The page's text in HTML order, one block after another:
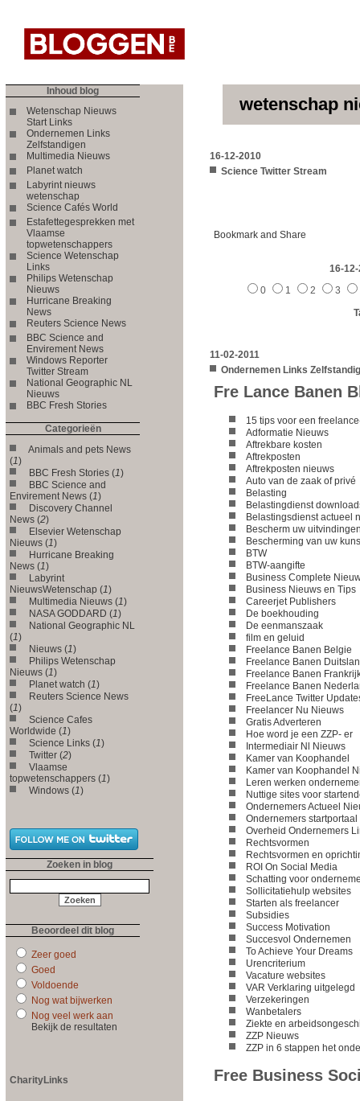
Inhoud blog
Wetenschap Nieuws
Start Links
Ondernemen Links
Zelfstandigen
Multimedia Nieuws
Planet watch
Labyrint nieuws
wetenschap
Science Cafés World
Estafettegesprekken met
Vlaamse
topwetenschappers
Science Wetenschap
Links
Philips Wetenschap
Nieuws
Hurricane Breaking
News
Reuters Science News
BBC Science and
Envirement News
Windows Reporter
Twitter Stream
National Geographic NL
Nieuws
BBC Fresh Stories
Categorieën
Animals and pets News
(1)
BBC Fresh Stories (1)
BBC Science and
Envirement News (1)
Discovery Channel
News (2)
Elsevier Wetenschap
Nieuws (1)
Hurricane Breaking
News (1)
Labyrint
NieuwsWetenschap (1)
Multimedia Nieuws (1)
NASA GODDARD (1)
National Geographic NL
(1)
Nieuws (1)
Philips Wetenschap
Nieuws (1)
Planet watch (1)
Reuters Science News
(1)
Science Cafes
Worldwide (1)
Science Links (1)
Twitter (2)
Vlaamse
topwetenschappers (1)
Windows (1)
Zoeken in blog
Beoordeel dit blog
Zeer goed
Goed
Voldoende
Nog wat bijwerken
Nog veel werk aan
Bekijk de resultaten
CharityLinks
wetenschap
16-12-2010
Science Twitter Stream
16-
0
1 2
3
11-02-2011
Ondernemen Links
Fre Lance Banen
15 tips voor een
Adformatie Nieuws
Aftrekbare kosten
Aftrekposten
Aftrekposten nieuws
Auto van de zaak of privé
Belasting
Belastingdienst
Belastingsdienst actueel
Bescherm uw
Bescherming van uw
BTW
BTW-aangifte
Business Complete
Business Nieuws en Tips
Careerjet Publishers
De boekhouding
De eenmanszaak
film en geluid
Freelance Banen Belgie
Freelance Banen
Freelance Banen
Freelance Banen
FreeLance Twitter
Freelancer Nu Nieuws
Gratis Adverteren
Hoe word je een ZZP- er
Intermediair Nl Nieuws
Kamer van Koophandel
Kamer van Koophandel
Leren werken
Nuttige sites voor
Ondernemers Actueel
Ondernemers startportaal
Overheid Ondernemers
Rechtsvormen
Rechtsvormen en
ROI On Social Media
Schatting voor
Sollicitatiehulp websites
Starten als freelancer
Subsidies
Success Motivation
Succesvol Ondernemen
To Achieve Your Dreams
Urencriterium
Vacature websites
VAR Verklaring uitgelegd
Verzekeringen
Wanbetalers
Ziekte en
ZZP Nieuws
ZZP in 6 stappen het
Free Business